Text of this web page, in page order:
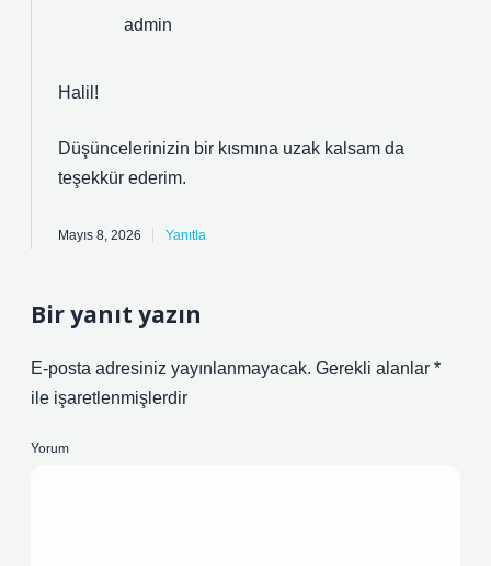
admin
Halil!
Düşüncelerinizin bir kısmına uzak kalsam da
teşekkür ederim.
Mayıs 8, 2026 Yanıtla
Bir yanıt yazın
E-posta adresiniz yayınlanmayacak. Gerekli alanlar *
ile işaretlenmişlerdir
Yorum